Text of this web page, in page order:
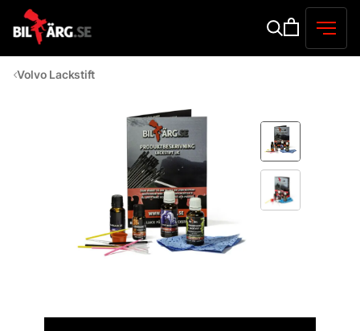
Volvo Lackstift